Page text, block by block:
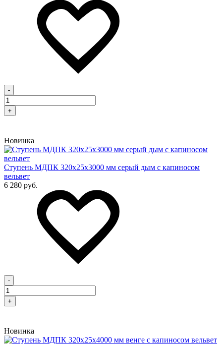
-
+
Новинка
Cтупень МДПК 320х25х3000 мм серый дым с капиносом
вельвет
6 280 руб.
-
+
Новинка